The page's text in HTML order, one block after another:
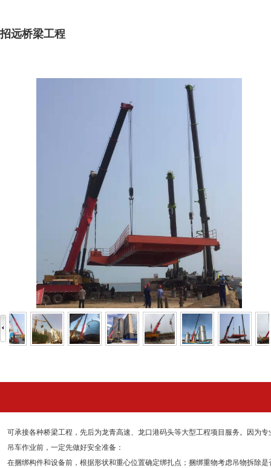
招远桥梁工程
可承接各种桥梁工程，先后为龙青高速、龙口港码头等大型工程项目服务。因为
吊车作业前，一定先做好安全准备：
在捆绑构件和设备前，根据形状和重心位置确定绑扎点；捆绑重物考虑吊物拆除